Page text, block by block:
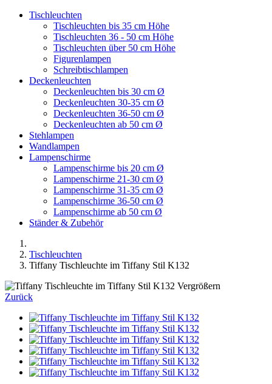
Tischleuchten
Tischleuchten bis 35 cm Höhe
Tischleuchten 36 - 50 cm Höhe
Tischleuchten über 50 cm Höhe
Figurenlampen
Schreibtischlampen
Deckenleuchten
Deckenleuchten bis 30 cm Ø
Deckenleuchten 30-35 cm Ø
Deckenleuchten 36-50 cm Ø
Deckenleuchten ab 50 cm Ø
Stehlampen
Wandlampen
Lampenschirme
Lampenschirme bis 20 cm Ø
Lampenschirme 21-30 cm Ø
Lampenschirme 31-35 cm Ø
Lampenschirme 36-50 cm Ø
Lampenschirme ab 50 cm Ø
Ständer & Zubehör
Tischleuchten
Tiffany Tischleuchte im Tiffany Stil K132
Vergrößern
Zurück